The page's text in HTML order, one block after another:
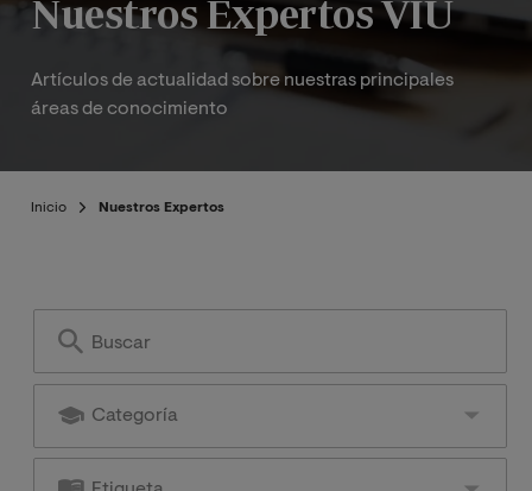
Nuestros Expertos VIU
Artículos de actualidad sobre nuestras principales
áreas de conocimiento
Inicio Nuestros Expertos